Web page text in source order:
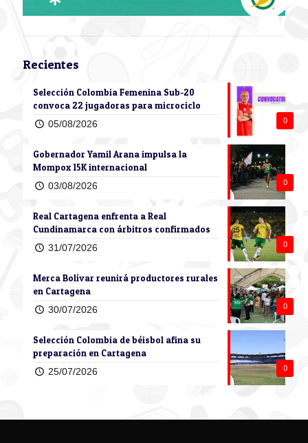
Recientes
0
Selección Colombia Femenina Sub-20
convoca 22 jugadoras para microciclo
05/08/2026
0
Gobernador Yamil Arana impulsa la
Mompox 15K internacional
03/08/2026
0
Real Cartagena enfrenta a Real
Cundinamarca con árbitros confirmados
31/07/2026
0
Merca Bolívar reunirá productores rurales
en Cartagena
30/07/2026
0
Selección Colombia de béisbol afina su
preparación en Cartagena
25/07/2026